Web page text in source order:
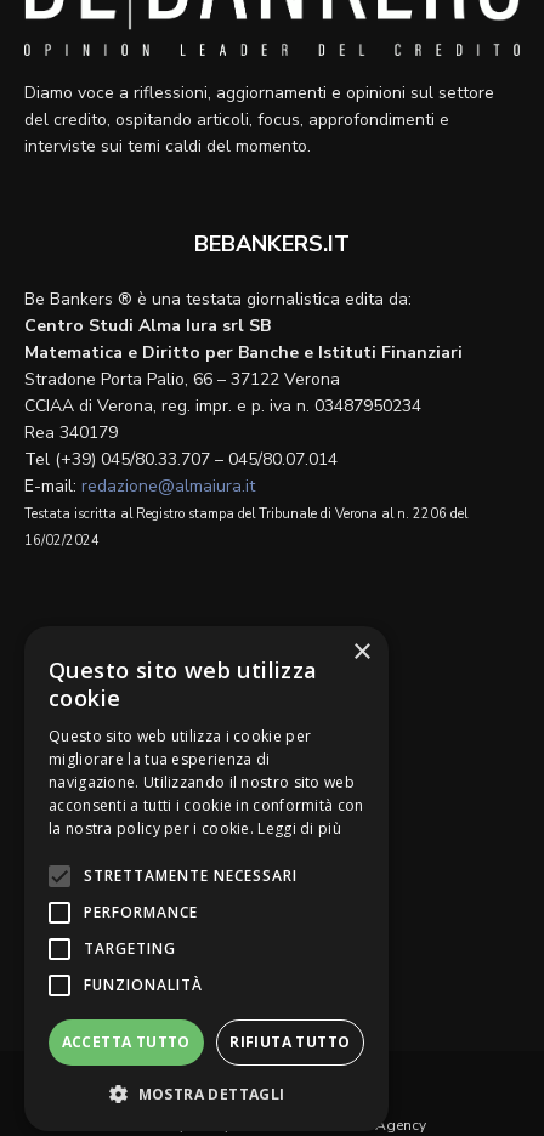
Diamo voce a riflessioni, aggiornamenti e opinioni sul settore
del credito, ospitando articoli, focus, approfondimenti e
interviste sui temi caldi del momento.
BEBANKERS.IT
Be Bankers ® è una testata giornalistica edita da:
Centro Studi Alma Iura srl SB
Matematica e Diritto per Banche e Istituti Finanziari
Stradone Porta Palio, 66 – 37122 Verona
CCIAA di Verona, reg. impr. e p. iva n. 03487950234
Rea 340179
Tel (+39) 045/80.33.707 – 045/80.07.014
E-mail: redazione@almaiura.it
Testata iscritta al Registro stampa del Tribunale di Verona al n. 2206 del
16/02/2024
Be Bankers è ideato da
Web Agency
×
Questo sito web utilizza
cookie
Questo sito web utilizza i cookie per
migliorare la tua esperienza di
navigazione. Utilizzando il nostro sito web
acconsenti a tutti i cookie in conformità con
la nostra policy per i cookie. Leggi di più
STRETTAMENTE NECESSARI
PERFORMANCE
TARGETING
FUNZIONALITÀ
ACCETTA TUTTO RIFIUTA TUTTO
MOSTRA DETTAGLI